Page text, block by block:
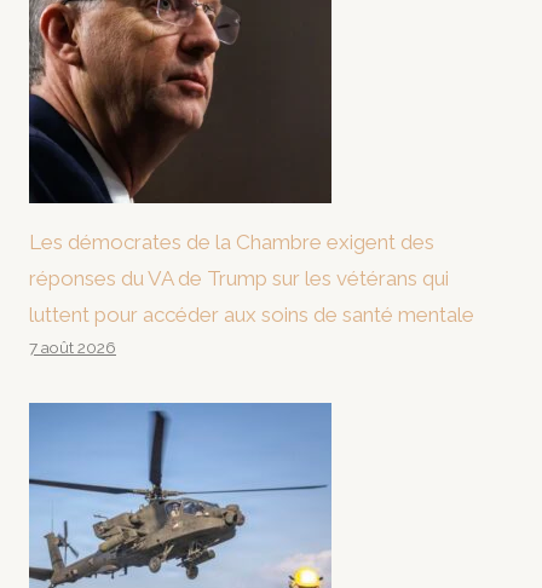
Les démocrates de la Chambre exigent des
réponses du VA de Trump sur les vétérans qui
luttent pour accéder aux soins de santé mentale
7 août 2026